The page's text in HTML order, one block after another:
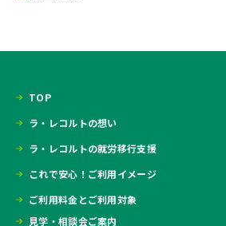
TOP
ラ・レコルトの想い
ラ・レコルトの就労移行支援
これで安心！ご利用イメージ
ご利用料金とご利用対象
見学・相談会ご案内